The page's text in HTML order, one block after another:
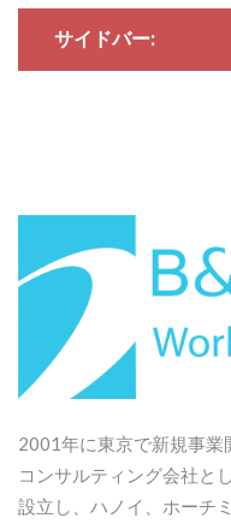
系的なセクター別レポ
サイドバー:
2001年に東京で新規事業
コンサルティング会社と
設立し、ハノイ、ホーチ